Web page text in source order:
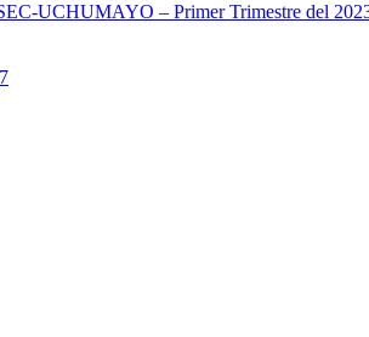
UCHUMAYO – Primer Trimestre del